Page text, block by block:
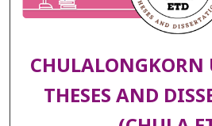
THESES AND